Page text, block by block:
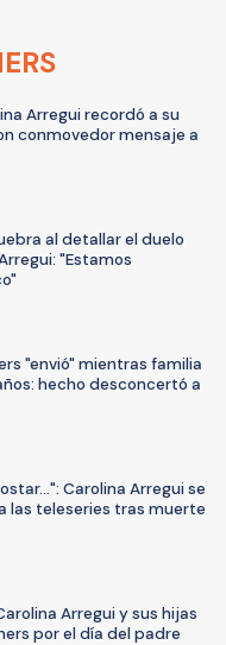
Arregui recordó a su
conmovedor mensaje a
al detallar el duelo
"Estamos
"envió" mientras familia
hecho desconcertó a
Carolina Arregui se
las teleseries tras muerte
Arregui y sus hijas
por el día del padre